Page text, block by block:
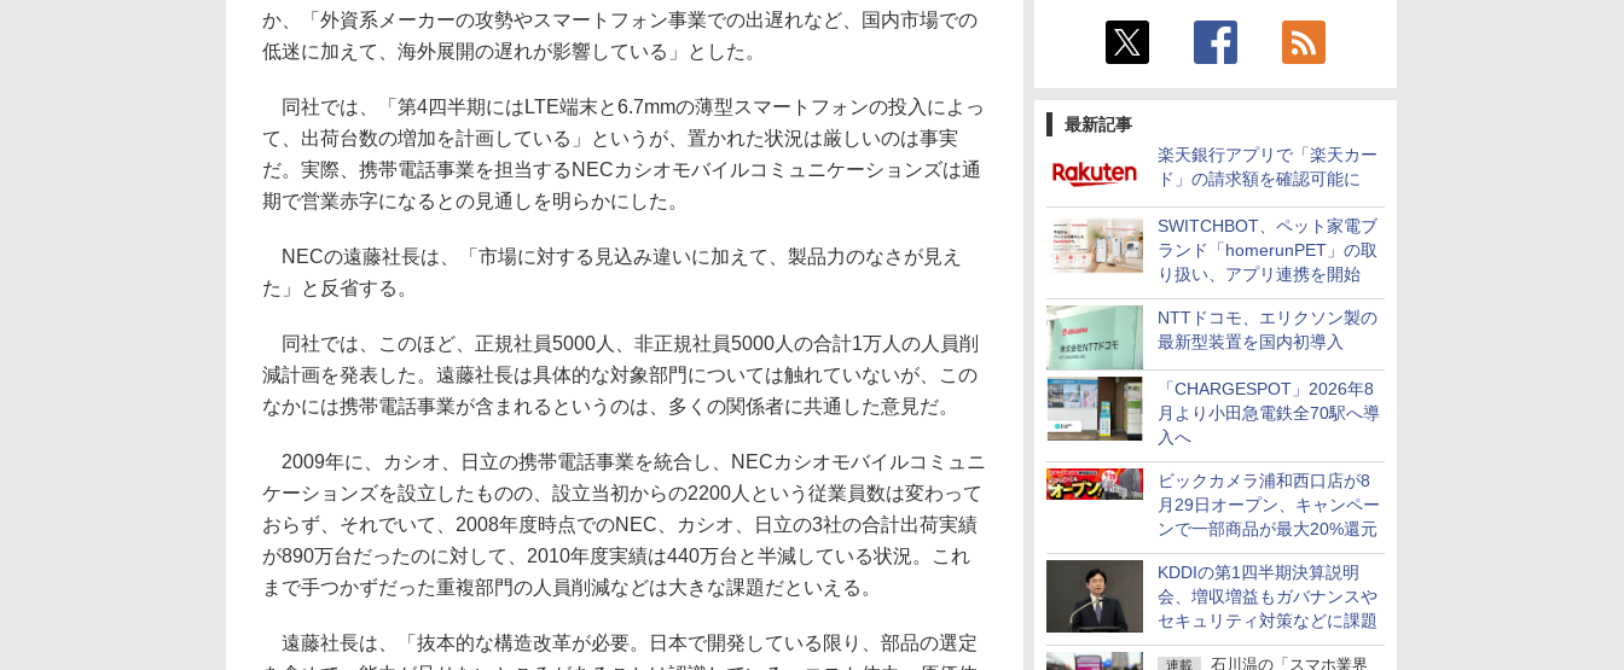
最新記事
楽天銀行アプリで「楽天カー
ド」の請求額を確認可能に
SWITCHBOT、ペット家電ブ
ランド「homerunPET」の取
り扱い、アプリ連携を開始
NTTドコモ、エリクソン製の
最新型装置を国内初導入
「CHARGESPOT」2026年8
月より小田急電鉄全70駅へ導
入へ
ビックカメラ浦和西口店が8
月29日オープン、キャンペー
ンで一部商品が最大20%還元
KDDIの第1四半期決算説明
会、増収増益もガバナンスや
セキュリティ対策などに課題
連載
石川温の「スマホ業界
か、「外資系メーカーの攻勢やスマートフォン事業での出遅れなど、国内市場での
低迷に加えて、海外展開の遅れが影響している」とした。
同社では、「第4四半期にはLTE端末と6.7mmの薄型スマートフォンの投入によっ
て、出荷台数の増加を計画している」というが、置かれた状況は厳しいのは事実
だ。実際、携帯電話事業を担当するNECカシオモバイルコミュニケーションズは通
期で営業赤字になるとの見通しを明らかにした。
NECの遠藤社長は、「市場に対する見込み違いに加えて、製品力のなさが見え
た」と反省する。
同社では、このほど、正規社員5000人、非正規社員5000人の合計1万人の人員削
減計画を発表した。遠藤社長は具体的な対象部門については触れていないが、この
なかには携帯電話事業が含まれるというのは、多くの関係者に共通した意見だ。
2009年に、カシオ、日立の携帯電話事業を統合し、NECカシオモバイルコミュニ
ケーションズを設立したものの、設立当初からの2200人という従業員数は変わって
おらず、それでいて、2008年度時点でのNEC、カシオ、日立の3社の合計出荷実績
が890万台だったのに対して、2010年度実績は440万台と半減している状況。これ
まで手つかずだった重複部門の人員削減などは大きな課題だといえる。
遠藤社長は、「抜本的な構造改革が必要。日本で開発している限り、部品の選定